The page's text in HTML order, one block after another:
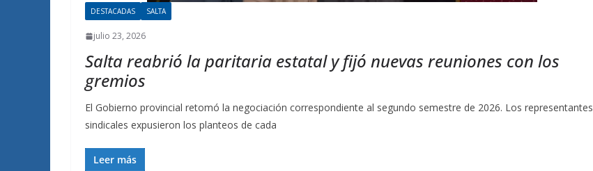
DESTACADAS SALTA
julio 23, 2026
Salta reabrió la paritaria estatal y fijó nuevas reuniones con los
gremios
El Gobierno provincial retomó la negociación correspondiente al segundo semestre de 2026. Los representantes
sindicales expusieron los planteos de cada
Leer más